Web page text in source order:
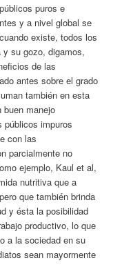
puros e
y a nivel global se
existe, todos los
y su gozo, digamos,
de las
antes sobre el grado
también en esta
manejo
públicos impuros
con las
parcialmente no
ejemplo, Kaul et al,
nutritiva que a
que también brinda
y ésta la posibilidad
productivo, lo que
a la sociedad en su
sean mayormente